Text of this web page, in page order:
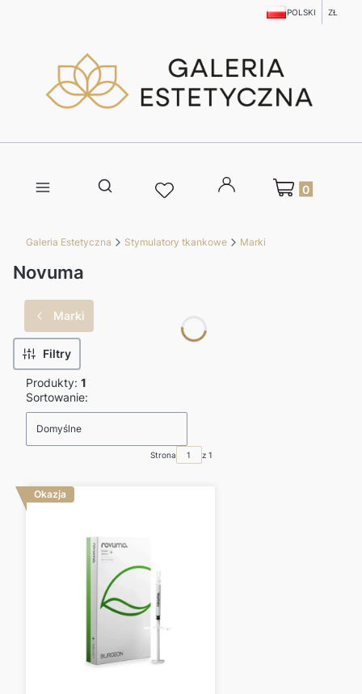
POLSKI ZŁ
Otwórz wyszukiwarkę
Produkty w
Galeria Estetyczna Stymulatory tkankowe Marki
Novuma
Marki
Filtry
Produkty: 1
Lista produktów
Sortowanie:
Domyślne
Strona z 1
Okazja